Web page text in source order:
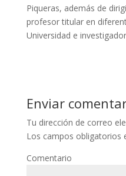
Piqueras, además de
profesor titular en
Universidad e
Enviar
Tu dirección de correo
Los campos obligatorios
Comentario